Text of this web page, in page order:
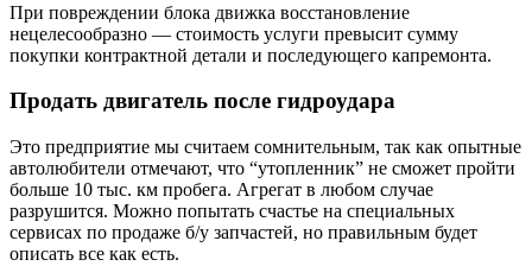
При повреждении блока движка восстановление
нецелесообразно — стоимость услуги превысит сумму
покупки контрактной детали и последующего капремонта.
Продать двигатель после гидроудара
Это предприятие мы считаем сомнительным, так как опытные
автолюбители отмечают, что “утопленник” не сможет пройти
больше 10 тыс. км пробега. Агрегат в любом случае
разрушится. Можно попытать счастье на специальных
сервисах по продаже б/у запчастей, но правильным будет
описать все как есть.